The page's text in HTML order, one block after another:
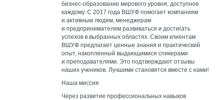
бизнес-образование мирового уровня, доступное
каждому. С 2017 года ВШУФ помогает компаниям
и активным людям, менеджерам
и предпринимателям развиваться и достигать
успехов в выбранных областях. Своим клиентам
ВШУФ предлагает ценные знания и практический
опыт, накопленный выдающимися спикерами
и преподавателями. Это подтверждают отзывы
наших учеников. Лучшими становятся вместе с нами!
Наша миссия
Через развитие профессиональных навыков